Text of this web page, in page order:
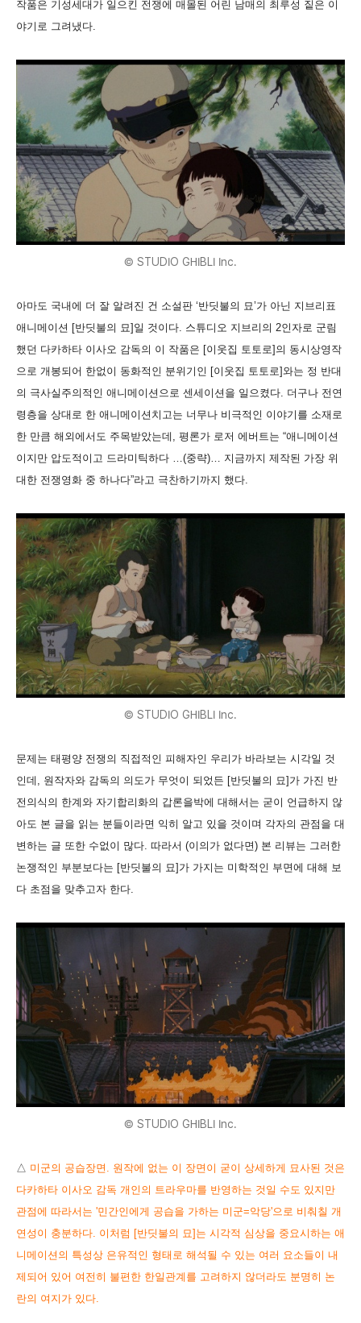
작품은 기성세대가 일으킨 전쟁에 매몰된 어린 남매의 최루성 짙은 이
야기로 그려냈다.
© STUDIO GHIBLI Inc.
아마도 국내에 더 잘 알려진 건 소설판 ‘반딧불의 묘’가 아닌 지브리표
애니메이션 [반딧불의 묘]일 것이다. 스튜디오 지브리의 2인자로 군림
했던 다카하타 이사오 감독의 이 작품은 [이웃집 토토로]의 동시상영작
으로 개봉되어 한없이 동화적인 분위기인 [이웃집 토토로]와는 정 반대
의 극사실주의적인 애니메이션으로 센세이션을 일으켰다. 더구나 전연
령층을 상대로 한 애니메이션치고는 너무나 비극적인 이야기를 소재로
한 만큼 해외에서도 주목받았는데, 평론가 로저 에버트는 “애니메이션
이지만 압도적이고 드라미틱하다 …(중략)… 지금까지 제작된 가장 위
대한 전쟁영화 중 하나다”라고 극찬하기까지 했다.
© STUDIO GHIBLI Inc.
문제는 태평양 전쟁의 직접적인 피해자인 우리가 바라보는 시각일 것
인데, 원작자와 감독의 의도가 무엇이 되었든 [반딧불의 묘]가 가진 반
전의식의 한계와 자기합리화의 갑론을박에 대해서는 굳이 언급하지 않
아도 본 글을 읽는 분들이라면 익히 알고 있을 것이며 각자의 관점을 대
변하는 글 또한 수없이 많다. 따라서 (이의가 없다면) 본 리뷰는 그러한
논쟁적인 부분보다는 [반딧불의 묘]가 가지는 미학적인 부면에 대해 보
다 초점을 맞추고자 한다.
© STUDIO GHIBLI Inc.
△ 미군의 공습장면. 원작에 없는 이 장면이 굳이 상세하게 묘사된 것은
다카하타 이사오 감독 개인의 트라우마를 반영하는 것일 수도 있지만
관점에 따라서는 '민간인에게 공습을 가하는 미군=악당'으로 비춰칠 개
연성이 충분하다. 이처럼 [반딧불의 묘]는 시각적 심상을 중요시하는 애
니메이션의 특성상 은유적인 형태로 해석될 수 있는 여러 요소들이 내
제되어 있어 여전히 불편한 한일관계를 고려하지 않더라도 분명히 논
란의 여지가 있다.